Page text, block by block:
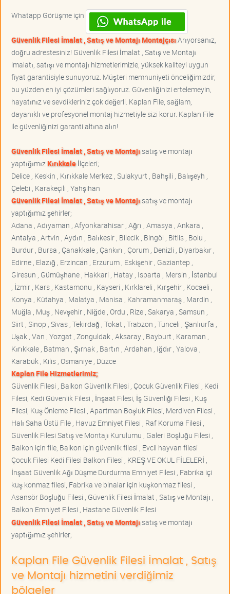
Whatapp Görüşme için
Güvenlik Filesi İmalat , Satış ve Montajı MontajçısıArıyorsanız,
doğru adrestesiniz! Güvenlik Filesi İmalat , Satış ve Montajı
imalatı, satışı ve montajı hizmetlerimizle, yüksek kaliteyi uygun
fiyat garantisiyle sunuyoruz. Müşteri memnuniyeti önceliğimizdir,
bu yüzden en iyi çözümleri sağlıyoruz. Güvenliğinizi ertelemeyin,
hayatınız ve sevdikleriniz çok değerli. Kaplan File, sağlam,
dayanıklı ve profesyonel montaj hizmetiyle sizi korur. Kaplan File
ile güvenliğinizi garanti altına alın!
Güvenlik Filesi İmalat , Satış ve Montajısatış ve montajı
yaptığımız Kırıkkaleİlçeleri;
Delice , Keskin , Kırıkkale Merkez , Sulakyurt , Bahşili , Balışeyh ,
Çelebi , Karakeçili , Yahşihan
Güvenlik Filesi İmalat , Satış ve Montajısatış ve montajı
yaptığımız şehirler;
Adana , Adıyaman , Afyonkarahisar , Ağrı , Amasya , Ankara ,
Antalya , Artvin , Aydın , Balıkesir , Bilecik , Bingöl , Bitlis , Bolu ,
Burdur , Bursa , Çanakkale , Çankırı , Çorum , Denizli , Diyarbakır ,
Edirne , Elazığ , Erzincan , Erzurum , Eskişehir , Gaziantep ,
Giresun , Gümüşhane , Hakkari , Hatay , Isparta , Mersin , İstanbul
, İzmir , Kars , Kastamonu , Kayseri , Kırklareli , Kırşehir , Kocaeli ,
Konya , Kütahya , Malatya , Manisa , Kahramanmaraş , Mardin ,
Muğla , Muş , Nevşehir , Niğde , Ordu , Rize , Sakarya , Samsun ,
Siirt , Sinop , Sivas , Tekirdağ , Tokat , Trabzon , Tunceli , Şanlıurfa ,
Uşak , Van , Yozgat , Zonguldak , Aksaray , Bayburt , Karaman ,
Kırıkkale , Batman , Şırnak , Bartın , Ardahan , Iğdır , Yalova ,
Karabük , Kilis , Osmaniye , Düzce
Kaplan File Hizmetlerimiz;
Güvenlik Filesi , Balkon Güvenlik Filesi , Çocuk Güvenlik Filesi , Kedi
Filesi, Kedi Güvenlik Filesi , İnşaat Filesi, İş Güvenliği Filesi , Kuş
Filesi, Kuş Önleme Filesi , Apartman Boşluk Filesi, Merdiven Filesi ,
Halı Saha Üstü File , Havuz Emniyet Filesi , Raf Koruma Filesi ,
Güvenlik Filesi Satış ve Montajı Kurulumu , Galeri Boşluğu Filesi ,
Balkon için file, Balkon için güvenlik filesi , Evcil hayvan filesi
Çocuk Filesi Kedi Filesi Balkon Filesi , KREŞ VE OKUL FİLELERİ ,
İnşaat Güvenlik Ağı Düşme Durdurma Emniyet Filesi , Fabrika içi
kuş konmaz filesi, Fabrika ve binalar için kuşkonmaz filesi ,
Asansör Boşluğu Filesi , Güvenlik Filesi İmalat , Satış ve Montajı ,
Balkon Emniyet Filesi , Hastane Güvenlik Filesi
Güvenlik Filesi İmalat , Satış ve Montajısatış ve montajı
yaptığımız şehirler;
Kaplan File Güvenlik Filesi İmalat , Satış
ve Montajı hizmetini verdiğimiz
bölgeler